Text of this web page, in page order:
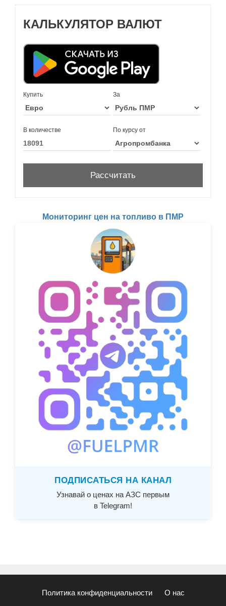
КАЛЬКУЛЯТОР ВАЛЮТ
Купить За
В количестве По курсу от
Мониторинг цен на топливо в ПМР
ПОДПИСАТЬСЯ НА КАНАЛ
Узнавай о ценах на АЗС первым
в Telegram!
Политика конфиденциальности О нас